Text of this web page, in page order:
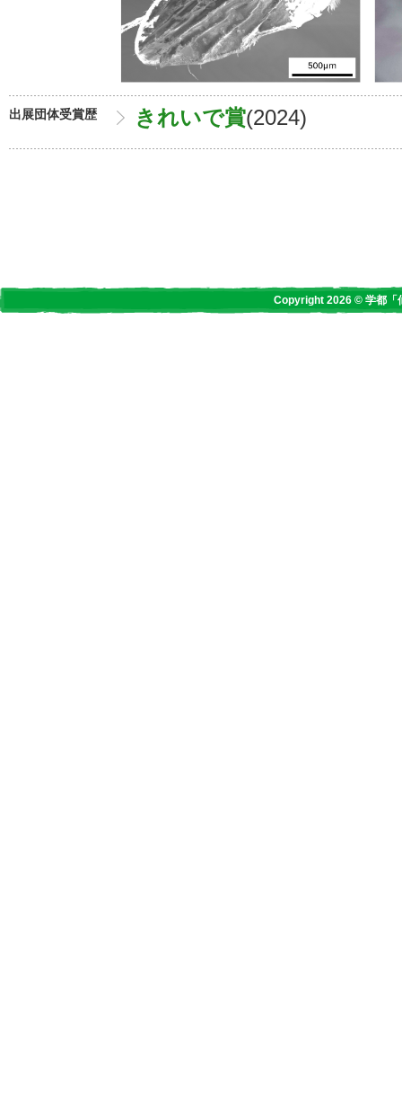
出展団体受賞歴 きれいで賞(2024)
Copyright 2026 © 学都「